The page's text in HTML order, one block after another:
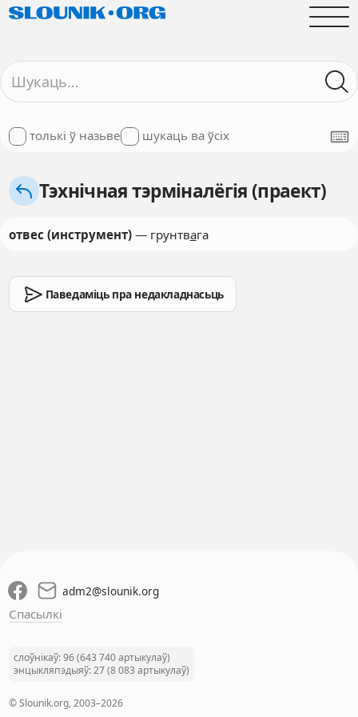
толькі ў назьве шукаць ва ўсіх
Тэхнічная тэрміналёгія (праект)
отвес (инструмент)— грунтвага
Паведаміць пра недакладнасьць
adm2@slounik.org
Спасылкі
слоўнікаў: 96 (643 740 артыкулаў)
энцыкляпэдыяў: 27 (8 083 артыкулаў)
© Slounik.org, 2003–2026